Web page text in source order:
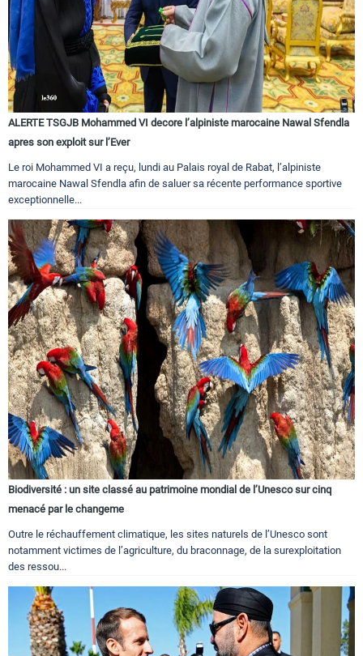
ALERTE TSGJB Mohammed VI decore l’alpiniste marocaine Nawal Sfendla
apres son exploit sur l’Ever
Le roi Mohammed VI a reçu, lundi au Palais royal de Rabat, l’alpiniste
marocaine Nawal Sfendla afin de saluer sa récente performance sportive
exceptionnelle...
Biodiversité : un site classé au patrimoine mondial de l’Unesco sur cinq
menacé par le changeme
Outre le réchauffement climatique, les sites naturels de l’Unesco sont
notamment victimes de l’agriculture, du braconnage, de la surexploitation
des ressou...